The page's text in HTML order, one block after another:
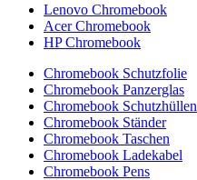
Lenovo Chromebook
Acer Chromebook
HP Chromebook
Chromebook Schutzfolie
Chromebook Panzerglas
Chromebook Schutzhüllen
Chromebook Ständer
Chromebook Taschen
Chromebook Ladekabel
Chromebook Pens